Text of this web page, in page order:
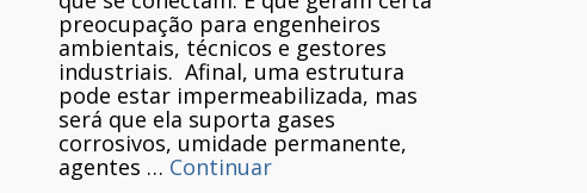
preocupação para engenheiros
ambientais, técnicos e gestores
industriais. Afinal, uma estrutura
pode estar impermeabilizada, mas
será que ela suporta gases
corrosivos, umidade permanente,
agentes … Continuar